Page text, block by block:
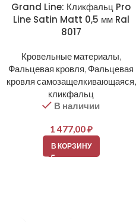
Grand Line: Кликфальц Pro
Line Satin Matt 0,5 мм Ral
8017
Кровельные материалы,
Фальцевая кровля, Фальцевая
кровля самозащелкивающаяся,
кликфальц
В наличии
1 477,00₽
В КОРЗИНУ